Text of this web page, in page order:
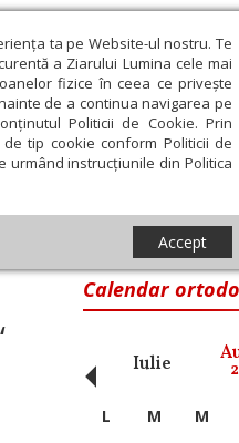
ta pe Website-ul nostru. Te
a Ziarului Lumina cele mai
fizice în ceea ce privește
de a continua navigarea pe
Politicii de Cookie. Prin
tip cookie conform Politicii de
urmând instrucțiunile din Politica
Accept
Societate Opinii
nu e pe locul care I Se cuvine“
Calendar
Iulie
‹ L M M